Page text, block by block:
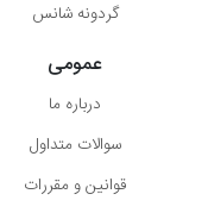
گردونه شانس
عمومی
درباره ما
سوالات متداول
قوانین و مقررات